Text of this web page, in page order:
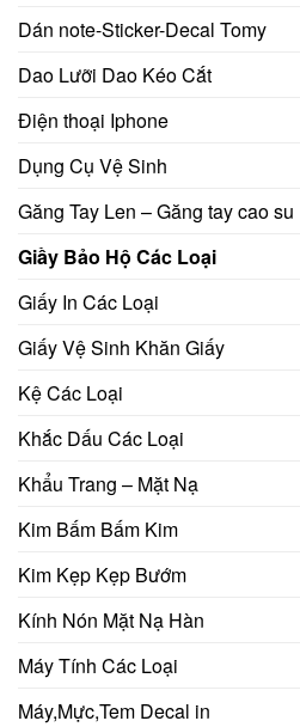
Dán note-Sticker-Decal Tomy
Dao Lưỡi Dao Kéo Cắt
Điện thoại Iphone
Dụng Cụ Vệ Sinh
Găng Tay Len – Găng tay cao su
Giầy Bảo Hộ Các Loại
Giấy In Các Loại
Giấy Vệ Sinh Khăn Giấy
Kệ Các Loại
Khắc Dấu Các Loại
Khẩu Trang – Mặt Nạ
Kim Bấm Bấm Kim
Kim Kẹp Kẹp Bướm
Kính Nón Mặt Nạ Hàn
Máy Tính Các Loại
Máy,Mực,Tem Decal in